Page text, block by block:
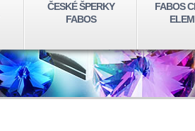
ČESKÉ ŠPERKY
FABOS
FABOS